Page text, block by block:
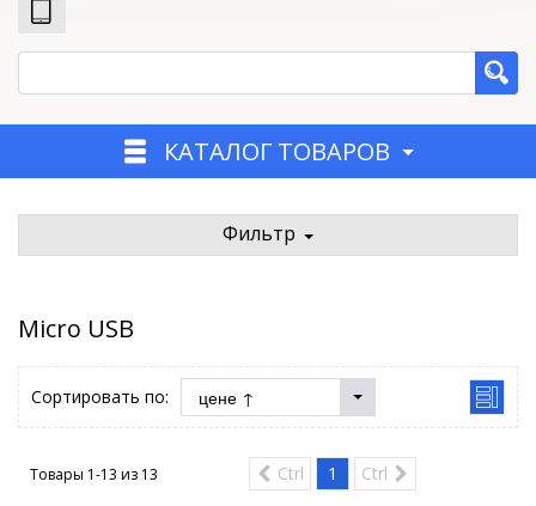
КАТАЛОГ ТОВАРОВ
Фильтр
Micro USB
Сортировать по:
Товары 1-13 из 13 Ctrl 1 Ctrl